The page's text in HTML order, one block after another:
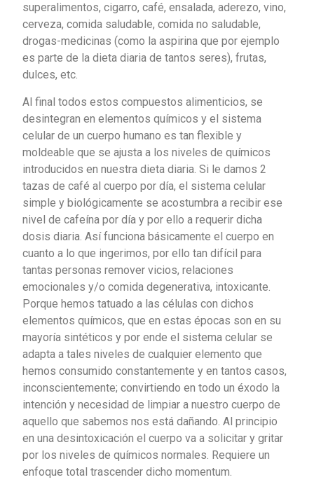
superalimentos, cigarro, café, ensalada, aderezo, vino,
cerveza, comida saludable, comida no saludable,
drogas-medicinas (como la aspirina que por ejemplo
es parte de la dieta diaria de tantos seres), frutas,
dulces, etc.
Al final todos estos compuestos alimenticios, se
desintegran en elementos químicos y el sistema
celular de un cuerpo humano es tan flexible y
moldeable que se ajusta a los niveles de químicos
introducidos en nuestra dieta diaria. Si le damos 2
tazas de café al cuerpo por día, el sistema celular
simple y biológicamente se acostumbra a recibir ese
nivel de cafeína por día y por ello a requerir dicha
dosis diaria. Así funciona básicamente el cuerpo en
cuanto a lo que ingerimos, por ello tan difícil para
tantas personas remover vicios, relaciones
emocionales y/o comida degenerativa, intoxicante.
Porque hemos tatuado a las células con dichos
elementos químicos, que en estas épocas son en su
mayoría sintéticos y por ende el sistema celular se
adapta a tales niveles de cualquier elemento que
hemos consumido constantemente y en tantos casos,
inconscientemente; convirtiendo en todo un éxodo la
intención y necesidad de limpiar a nuestro cuerpo de
aquello que sabemos nos está dañando. Al principio
en una desintoxicación el cuerpo va a solicitar y gritar
por los niveles de químicos normales. Requiere un
enfoque total trascender dicho momentum.